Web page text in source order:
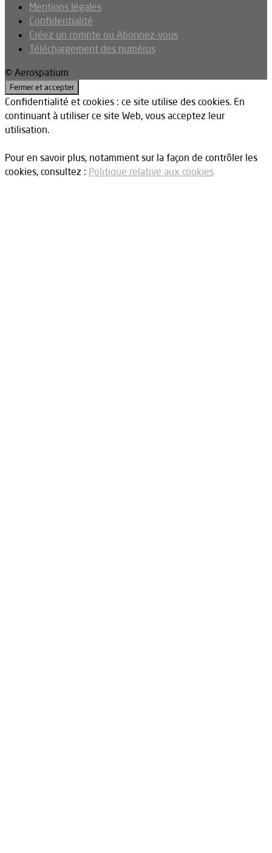
Mentions légales
Confidentialité
Créez un compte ou Abonnez-vous
Téléchargement des numéros
© Aerospatium
Confidentialité et cookies : ce site utilise des cookies. En
continuant à utiliser ce site Web, vous acceptez leur
utilisation.
Pour en savoir plus, notamment sur la façon de contrôler les
cookies, consultez : Politique relative aux cookies